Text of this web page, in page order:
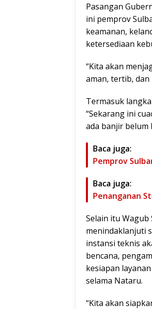
Pasangan
ini pemprov
keamanan,
ketersediaan
“Kita akan
aman, tertib, dan
Termasuk
“Sekarang ini
ada banjir belum
Baca juga:
Pemprov
Baca juga:
Penanganan
Selain itu
menindaklanjuti
instansi teknis
bencana,
kesiapan
selama Nataru.
“Kita akan